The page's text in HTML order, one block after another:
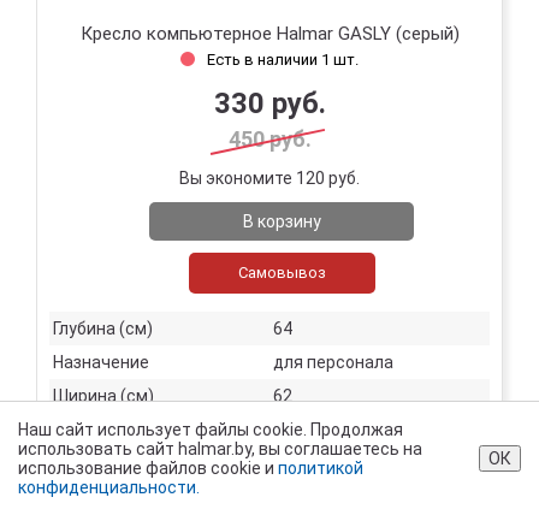
Наш сайт использует файлы cookie. Продолжая
использовать сайт halmar.by, вы соглашаетесь на
использование файлов cookie и политикой
конфиденциальности.
ОК
Кресло компьютерное Halmar GASLY (серый)
Есть в наличии 1 шт.
330 руб.
450 руб.
Вы экономите 120 руб.
В корзину
Самовывоз
Глубина (см)
64
Назначение
для персонала
Ширина (см)
62
Высота спинки (см)
80-92
Высота сидения (см)
46-58
Материал сидения